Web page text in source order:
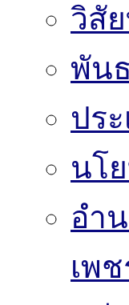
วิสั
พัน
ปร
นโ
อำ
เพ